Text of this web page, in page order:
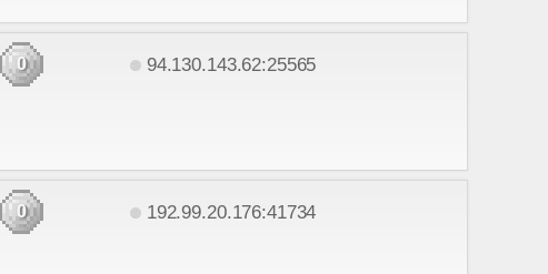
0 94.130.143.62:25565
0 192.99.20.176:41734